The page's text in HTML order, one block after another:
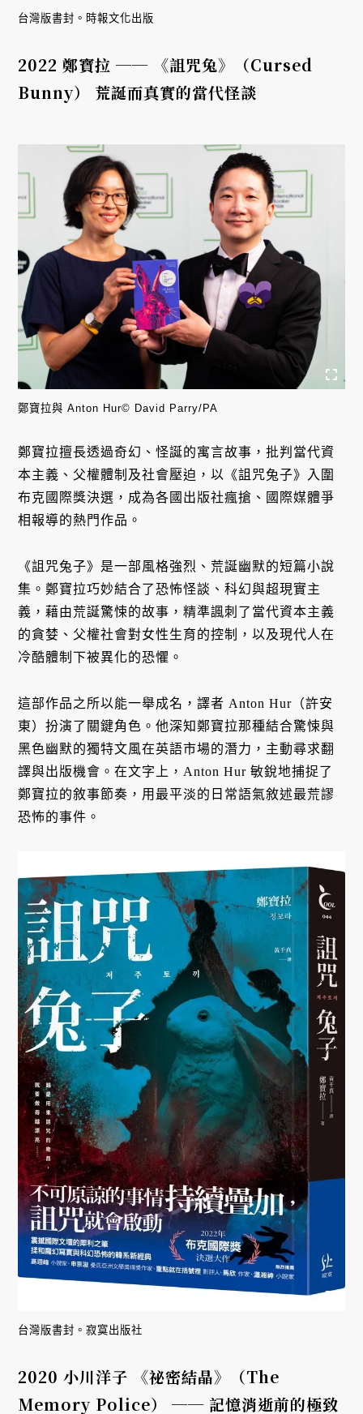
台灣版書封。時報文化出版
2022 鄭寶拉 ── 《詛咒兔》（Cursed
Bunny） 荒誕而真實的當代怪談
鄭寶拉與 Anton Hur© David Parry/PA
鄭寶拉擅長透過奇幻、怪誕的寓言故事，批判當代資
本主義、父權體制及社會壓迫，以《詛咒兔子》入圍
布克國際獎決選，成為各國出版社瘋搶、國際媒體爭
相報導的熱門作品。
《詛咒兔子》是一部風格強烈、荒誕幽默的短篇小說
集。鄭寶拉巧妙結合了恐怖怪談、科幻與超現實主
義，藉由荒誕驚悚的故事，精準諷刺了當代資本主義
的貪婪、父權社會對女性生育的控制，以及現代人在
冷酷體制下被異化的恐懼。
這部作品之所以能一舉成名，譯者 Anton Hur（許安
東）扮演了關鍵角色。他深知鄭寶拉那種結合驚悚與
黑色幽默的獨特文風在英語市場的潛力，主動尋求翻
譯與出版機會。在文字上，Anton Hur 敏銳地捕捉了
鄭寶拉的敘事節奏，用最平淡的日常語氣敘述最荒謬
恐怖的事件。
台灣版書封。寂寞出版社
2020 小川洋子 《祕密結晶》（The
Memory Police） ── 記憶消逝前的極致